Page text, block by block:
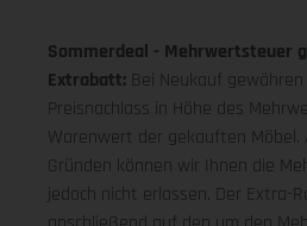
Sommerdeal - Mehrwertsteuer
Extrabatt: Bei Neukauf
Preisnachlass in Höhe des
Warenwert der gekauften Möbel.
Gründen können wir Ihnen die
jedoch nicht erlassen. Der Extra-